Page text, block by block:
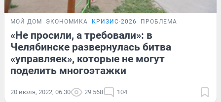
МОЙ ДОМ ЭКОНОМИКА КРИЗИС-2026 ПРОБЛЕМА
«Не просили, а требовали»: в
Челябинске развернулась битва
«управляек», которые не могут
поделить многоэтажки
20 июля, 2022, 06:30 29 568 104